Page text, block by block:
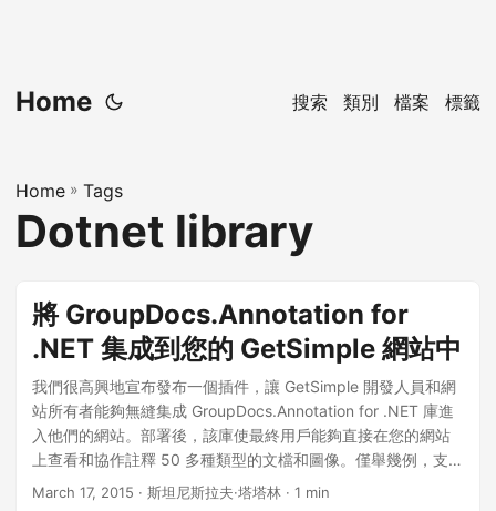
Home 搜索 類別 檔案 標籤
Home » Tags
Dotnet library
將 GroupDocs.Annotation for
.NET 集成到您的 GetSimple 網站中
我們很高興地宣布發布一個插件，讓 GetSimple 開發人員和網
站所有者能夠無縫集成 GroupDocs.Annotation for .NET 庫進
入他們的網站。部署後，該庫使最終用戶能夠直接在您的網站
上查看和協作註釋 50 多種類型的文檔和圖像。僅舉幾例，支持
的文件格式包括：PDF 和 Microsoft Word 文檔、Excel 電子表
March 17, 2015 · 斯坦尼斯拉夫·塔塔林 · 1 min